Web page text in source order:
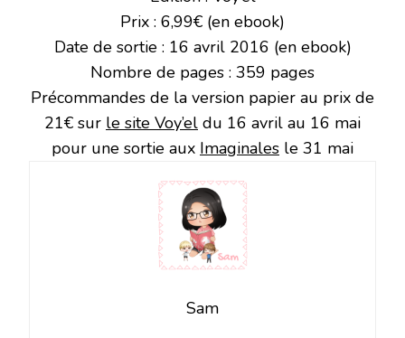
Prix : 6,99€ (en ebook)
Date de sortie : 16 avril 2016 (en ebook)
Nombre de pages : 359 pages
Précommandes de la version papier au prix de
21€ sur le site Voy’el du 16 avril au 16 mai
pour une sortie aux Imaginales le 31 mai
Sam